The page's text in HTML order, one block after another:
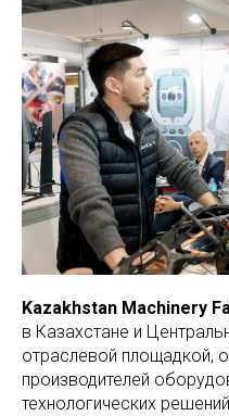
Kazakhstan Machinery
в Казахстане и
отраслевой площадкой,
производителей
технологических